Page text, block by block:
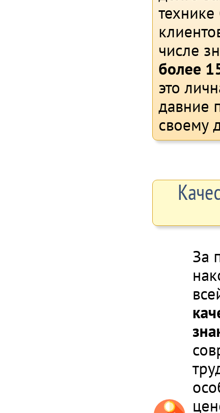
числе
более
это
давние
своему
За